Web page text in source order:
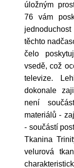
úložným
76 vám
těchto
čelo
vsedě, což
televize.
dokonale
není
materiálů -
- součástí
Tkanina
velurová